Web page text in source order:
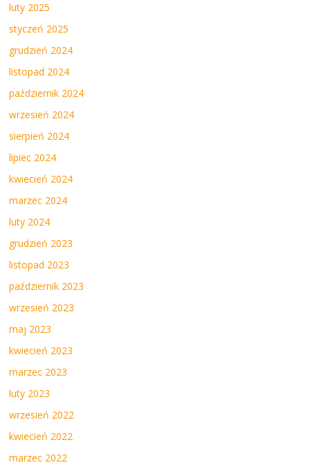
luty 2025
styczeń 2025
grudzień 2024
listopad 2024
październik 2024
wrzesień 2024
sierpień 2024
lipiec 2024
kwiecień 2024
marzec 2024
luty 2024
grudzień 2023
listopad 2023
październik 2023
wrzesień 2023
maj 2023
kwiecień 2023
marzec 2023
luty 2023
wrzesień 2022
kwiecień 2022
marzec 2022